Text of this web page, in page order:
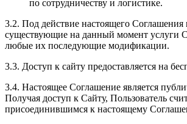
по сотрудничеству и логистике.
3.2. Под действие настоящего Соглашения
существующие на данный момент услуги
любые их последующие модификации.
3.3. Доступ к сайту предоставляется на
3.4. Настоящее Соглашение является
Получая доступ к Сайту, Пользователь
присоединившимся к настоящему